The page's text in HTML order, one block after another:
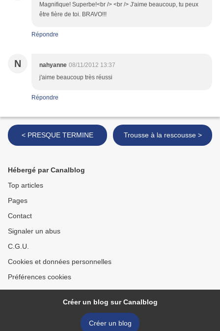
Magnifique! Superbe!<br /> <br /> J'aime beaucoup, tu peux
être fière de toi. BRAVO!!!
Répondre
N nahyanne 08/11/2012 13:37
j'aime beaucoup très réussi
Répondre
< PRESQUE TERMINE Trousse à la rescousse >
Hébergé par Canalblog
Top articles
Pages
Contact
Signaler un abus
C.G.U.
Cookies et données personnelles
Préférences cookies
Créer un blog sur Canalblog
Créer un blog